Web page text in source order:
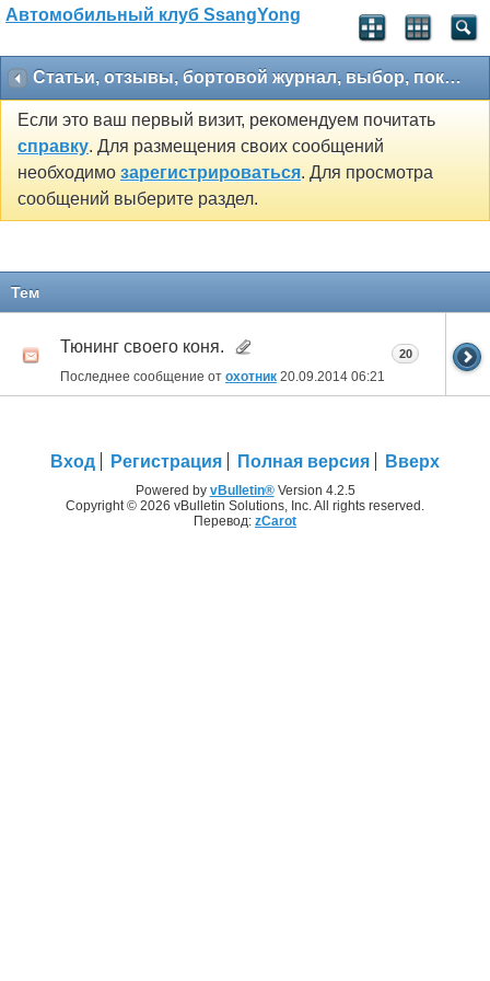
Автомобильный клуб SsangYong
Статьи, отзывы, бортовой журнал, выбор, покупка
Если это ваш первый визит, рекомендуем почитать
справку. Для размещения своих сообщений
необходимо зарегистрироваться. Для просмотра
сообщений выберите раздел.
Тем
Тюнинг своего коня.
Последнее сообщение от охотник 20.09.2014 06:21
20
Вход Регистрация Полная версия Вверх
Powered by vBulletin®Version 4.2.5
Copyright © 2026 vBulletin Solutions, Inc. All rights reserved.
Перевод: zCarot